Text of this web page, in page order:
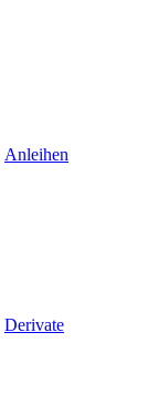
Anleihen
Derivate